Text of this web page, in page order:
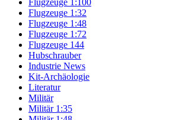
Flugzeuge 1:100
Flugzeuge 1:32
Flugzeuge 1:48
Flugzeuge 1:72
Flugzeuge 144
Hubschrauber
Industrie News
Kit-Archäologie
Literatur
Militär
Militär 1:35